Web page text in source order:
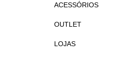
ACESSÓRIOS
OUTLET
LOJAS